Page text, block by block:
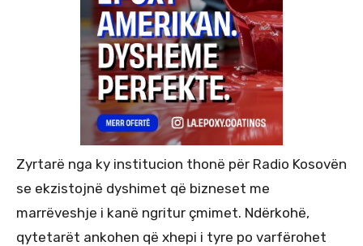
Zyrtarë nga ky institucion thonë për Radio Kosovën
se ekzistojnë dyshimet që bizneset me
marrëveshje i kanë ngritur çmimet. Ndërkohë,
qytetarët ankohen që xhepi i tyre po varfërohet